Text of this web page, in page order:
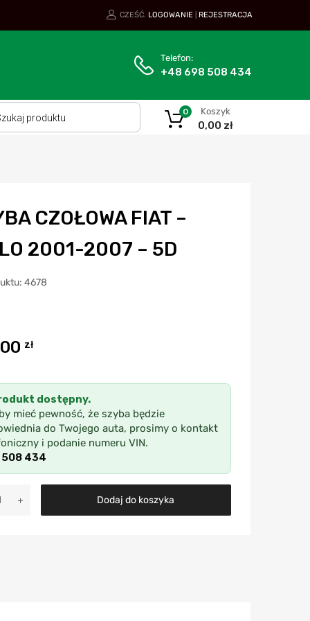
CZEŚĆ. LOGOWANIE REJESTRACJA
Telefon:
+48 698 508 434
Koszyk
0,00 zł
0
CZOŁOWA FIAT –
2001-2007 – 5D
4678
zł
dostępny.
mieć pewność, że szyba będzie
do Twojego auta, prosimy o kontakt
i podanie numeru VIN.
508 434
Dodaj do koszyka